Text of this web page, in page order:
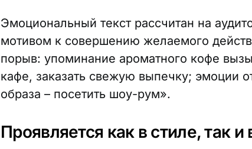
Эмоциональный текст рассчитан на
мотивом к совершению желаемого
порыв: упоминание ароматного кофе
кафе, заказать свежую выпечку; эмоции
образа – посетить шоу-рум».
Проявляется как в стиле, так